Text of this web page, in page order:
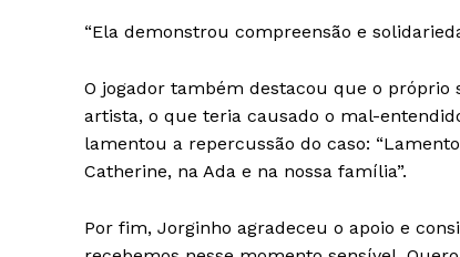
“Ela demonstrou compreensão e
O jogador também destacou que o
artista, o que teria causado o mal-
lamentou a repercussão do caso:
Catherine, na Ada e na nossa família”.
Por fim, Jorginho agradeceu o apoio e